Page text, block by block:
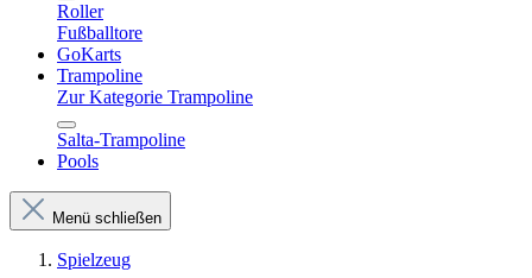
Roller
Fußballtore
GoKarts
Trampoline
Zur Kategorie Trampoline
Salta-Trampoline
Pools
Menü schließen
Spielzeug